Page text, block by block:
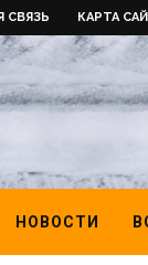
СВЯЗЬ КАРТА
НОВОСТИ